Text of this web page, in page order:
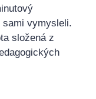
sami vymysleli.
složená z